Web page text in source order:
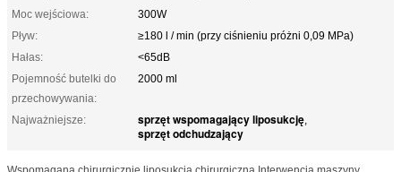
Moc wejściowa:
300W
Pływ:
≥180 l / min (przy ciśnieniu próżni 0,09 MPa)
Hałas:
<65dB
Pojemność butelki do
przechowywania:
2000 ml
Najważniejsze: sprzęt wspomagający liposukcję,
sprzęt odchudzający